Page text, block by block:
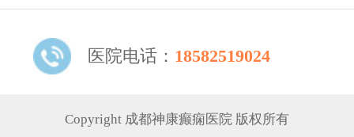
医院电话： 18582519024
Copyright 成都神康癫痫医院 版权所有